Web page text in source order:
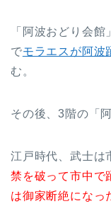
「阿波おどり会
でモラエスが阿波
む。
その後、3階の「
江戸時代、武士は
禁を破って市中で
は御家断絶になっ